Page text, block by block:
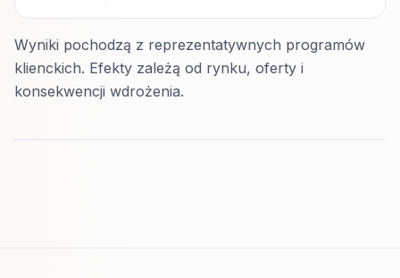
Wyniki pochodzą z reprezentatywnych programów
klienckich. Efekty zależą od rynku, oferty i
konsekwencji wdrożenia.